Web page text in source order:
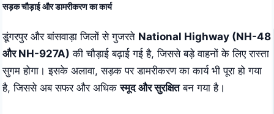
सड़क चौड़ाई और डामरीकरण का कार्य
डूंगरपुर और बांसवाड़ा जिलों से गुजरते National Highway (NH-48
और NH-927A) की चौड़ाई बढ़ाई गई है, जिससे बड़े वाहनों के लिए रास्ता
सुगम होगा। इसके अलावा, सड़क पर डामरीकरण का कार्य भी पूरा हो गया
है, जिससे अब सफर और अधिकस्मूद और सुरक्षितबन गया है।